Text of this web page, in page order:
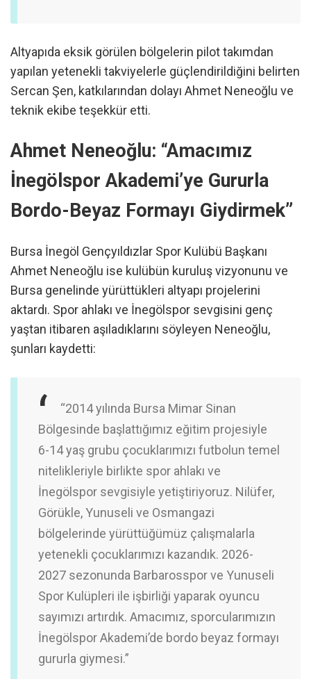
Altyapıda eksik görülen bölgelerin pilot takımdan
yapılan yetenekli takviyelerle güçlendirildiğini belirten
Sercan Şen, katkılarından dolayı Ahmet Neneoğlu ve
teknik ekibe teşekkür etti.
Ahmet Neneoğlu: “Amacımız
İnegölspor Akademi’ye Gururla
Bordo-Beyaz Formayı Giydirmek”
Bursa İnegöl Gençyıldızlar Spor Kulübü Başkanı
Ahmet Neneoğlu ise kulübün kuruluş vizyonunu ve
Bursa genelinde yürüttükleri altyapı projelerini
aktardı. Spor ahlakı ve İnegölspor sevgisini genç
yaştan itibaren aşıladıklarını söyleyen Neneoğlu,
şunları kaydetti:
“2014 yılında Bursa Mimar Sinan
Bölgesinde başlattığımız eğitim projesiyle
6-14 yaş grubu çocuklarımızı futbolun temel
nitelikleriyle birlikte spor ahlakı ve
İnegölspor sevgisiyle yetiştiriyoruz. Nilüfer,
Görükle, Yunuseli ve Osmangazi
bölgelerinde yürüttüğümüz çalışmalarla
yetenekli çocuklarımızı kazandık. 2026-
2027 sezonunda Barbarosspor ve Yunuseli
Spor Kulüpleri ile işbirliği yaparak oyuncu
sayımızı artırdık. Amacımız, sporcularımızın
İnegölspor Akademi’de bordo beyaz formayı
gururla giymesi.”